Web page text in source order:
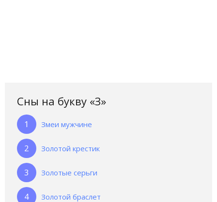
Сны на букву «З‎»‎
Змеи мужчине
Золотой крестик
Золотые серьги
Золотой браслет